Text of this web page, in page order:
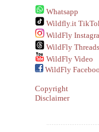
Whatsapp
Wildfly.it
WildFly
WildFly Threads
WildFly Video
WildFly
Copyright
Disclaimer